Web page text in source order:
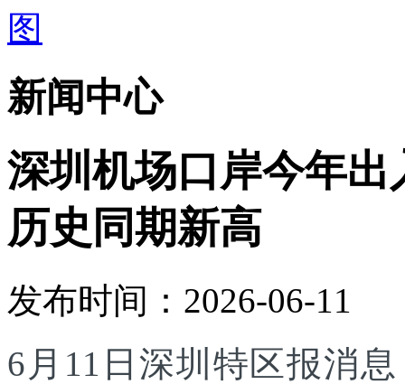
新闻中心
深圳机场口岸今年出
历史同期新高
发布时间：2026-06-11
6月11日深圳特区报消